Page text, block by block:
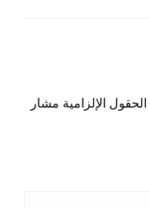
الحقول الإلزامية مشار